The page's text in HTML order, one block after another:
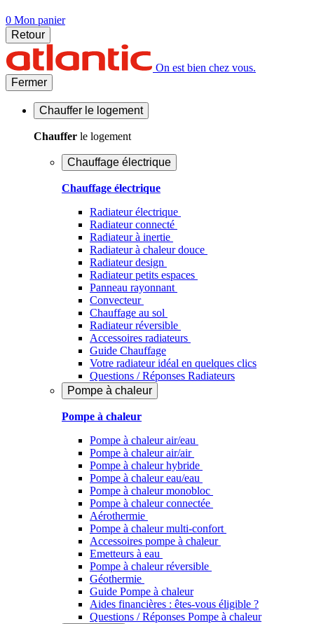
0 Mon panier
Retour
On est bien chez vous.
Fermer
Chauffer le logement
Chauffer le logement
Chauffage électrique
Chauffage électrique
Radiateur électrique
Radiateur connecté
Radiateur à inertie
Radiateur à chaleur douce
Radiateur design
Radiateur petits espaces
Panneau rayonnant
Convecteur
Chauffage au sol
Radiateur réversible
Accessoires radiateurs
Guide Chauffage
Votre radiateur idéal en quelques clics
Questions / Réponses Radiateurs
Pompe à chaleur
Pompe à chaleur
Pompe à chaleur air/eau
Pompe à chaleur air/air
Pompe à chaleur hybride
Pompe à chaleur​ eau/eau
Pompe à chaleur monobloc
Pompe à chaleur connectée
Aérothermie
Pompe à chaleur multi-confort
Accessoires pompe à chaleur
Emetteurs à eau
Pompe à chaleur réversible
Géothermie
Guide Pompe à chaleur
Aides financières : êtes-vous éligible ?
Questions / Réponses Pompe à chaleur